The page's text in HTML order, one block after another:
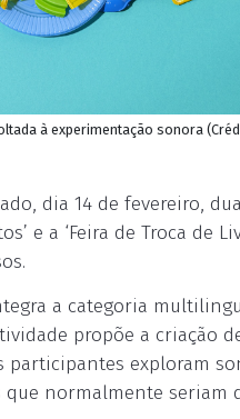
à experimentação sonora
dia 14 de fevereiro,
e a ‘Feira de Troca de
a categoria
propõe a
exploram
normalmente seriam